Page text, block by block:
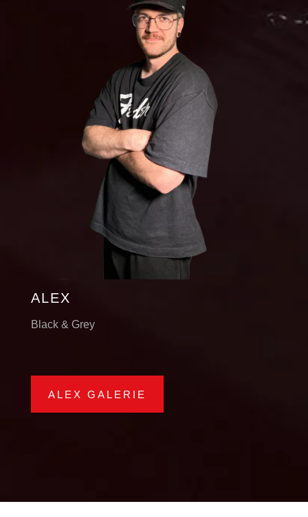
ALEX
Black & Grey
ALEX GALERIE